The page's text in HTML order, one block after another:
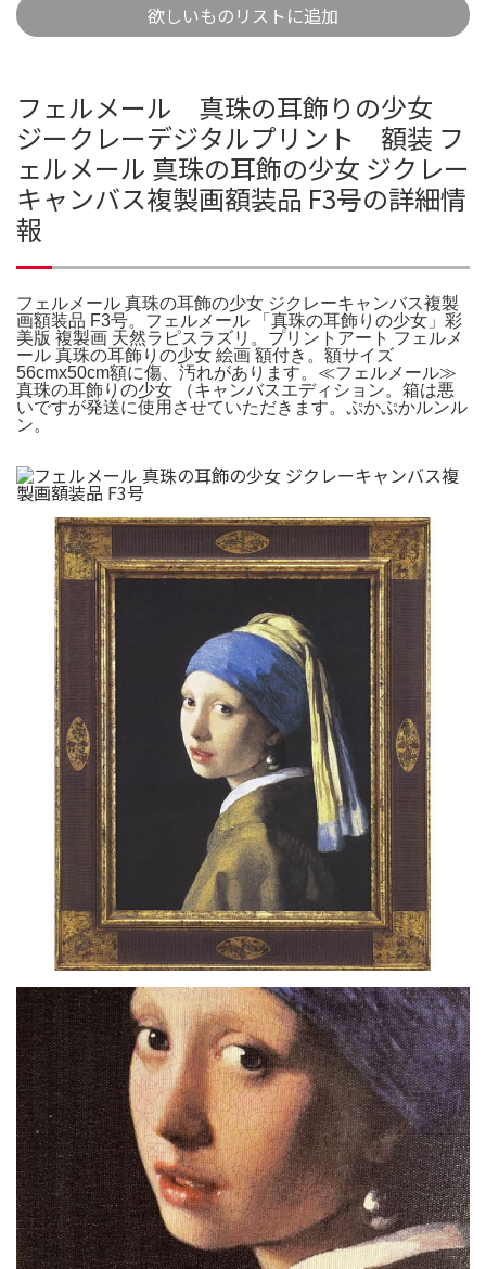
欲しいものリストに追加
フェルメール 真珠の耳飾りの少女
ジークレーデジタルプリント 額装 フ
ェルメール 真珠の耳飾の少女 ジクレー
キャンバス複製画額装品 F3号の詳細情
報
フェルメール 真珠の耳飾の少女 ジクレーキャンバス複製
画額装品 F3号。フェルメール 「真珠の耳飾りの少女」彩
美版 複製画 天然ラピスラズリ。プリントアート フェルメ
ール 真珠の耳飾りの少女 絵画 額付き。額サイズ
56cmx50cm額に傷、汚れがあります。≪フェルメール≫
真珠の耳飾りの少女 （キャンバスエディション。箱は悪
いですが発送に使用させていただきます。ぷかぷかルンル
ン。